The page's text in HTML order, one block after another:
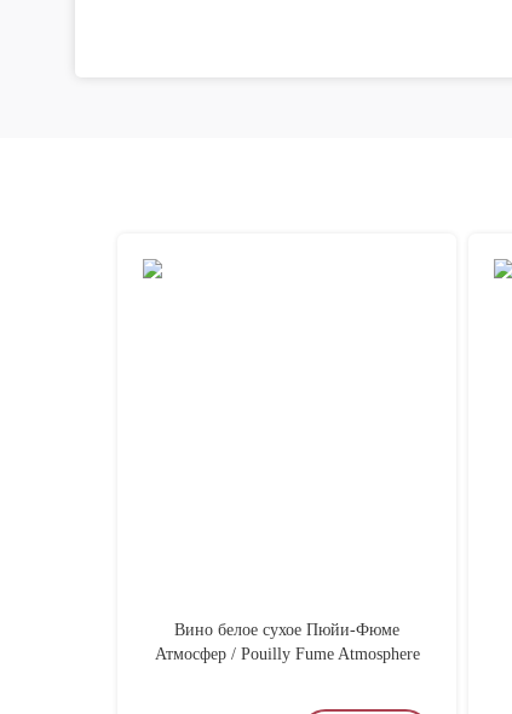
Вино белое сухое Пюйи-Фюме
Атмосфер / Pouilly Fume Atmosphere